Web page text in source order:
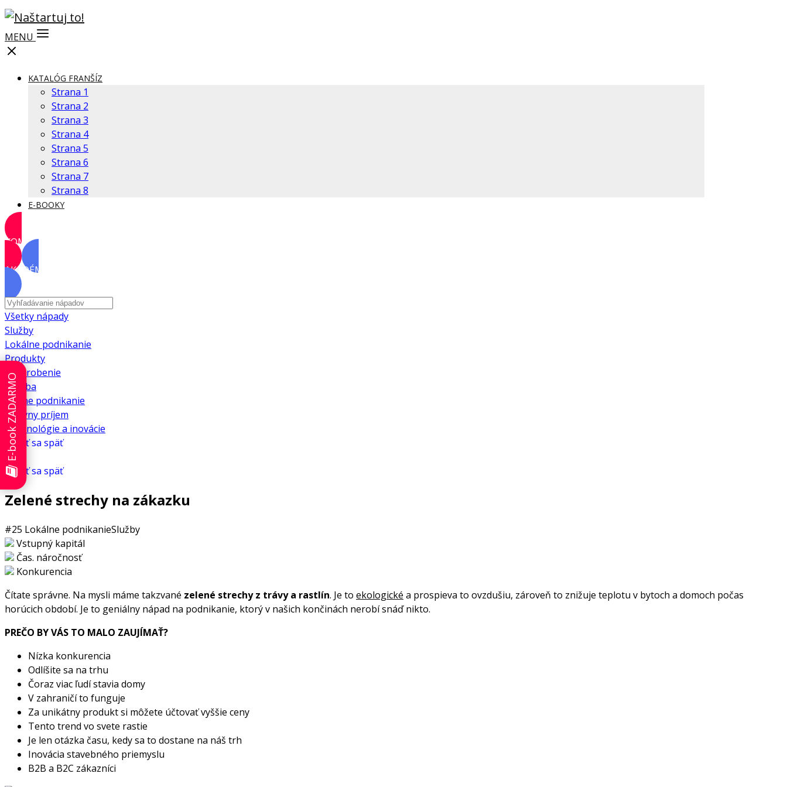
MENU
KATALÓG FRANŠÍZ
Strana 1
Strana 2
Strana 3
Strana 4
Strana 5
Strana 6
Strana 7
Strana 8
E-BOOKY
KOMUNITA
AKADÉMIA
Všetky nápady
Služby
Lokálne podnikanie
Produkty
Privyrobenie
Výroba
Online podnikanie
Pasívny príjem
Technológie a inovácie
Vrátiť sa späť
Vrátiť sa späť
Zelené strechy na zákazku
#25 Lokálne podnikanieSlužby
Vstupný kapitál
Čas. náročnosť
Konkurencia
Čítate správne. Na mysli máme takzvané zelené strechy z trávy a rastlín. Je to ekologické a prospieva to ovzdušiu, zároveň to znižuje teplotu v bytoch a domoch počas
horúcich období. Je to geniálny nápad na podnikanie, ktorý v našich končinách nerobí snáď nikto.
PREČO BY VÁS TO MALO ZAUJÍMAŤ?
Nízka konkurencia
Odlíšite sa na trhu
Čoraz viac ľudí stavia domy
V zahraničí to funguje
Za unikátny produkt si môžete účtovať vyššie ceny
Tento trend vo svete rastie
Je len otázka času, kedy sa to dostane na náš trh
Inovácia stavebného priemyslu
B2B a B2C zákazníci
E-book ZADARMO